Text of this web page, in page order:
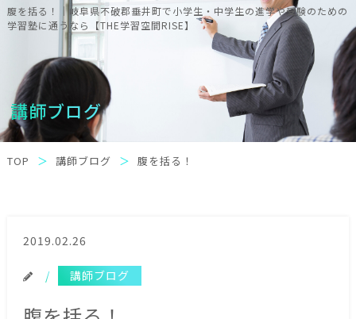
腹を括る！｜岐阜県不破郡垂井町で小学生・中学生の進学や受験のための
学習塾に通うなら【THE学習空間RISE】
講師ブログ
TOP 講師ブログ 腹を括る！
2019.02.26
講師ブログ